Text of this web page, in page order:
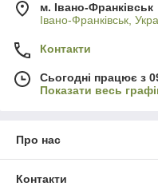
м. Івано-Франківськ
Івано-Франківськ,
Контакти
Сьогодні працює з
Показати весь
Про нас
Контакти